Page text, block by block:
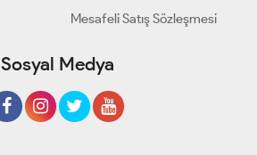
Mesafeli Satış Sözleşmesi
Sosyal Medya